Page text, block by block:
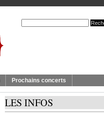
Prochains concerts
LES INFOS